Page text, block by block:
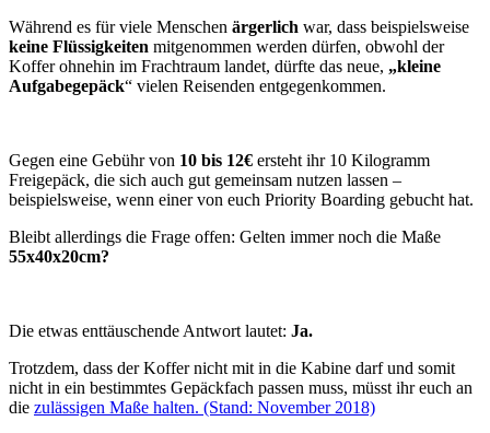
Während es für viele Menschen ärgerlich war, dass beispielsweise
keine Flüssigkeiten mitgenommen werden dürfen, obwohl der
Koffer ohnehin im Frachtraum landet, dürfte das neue, „kleine
Aufgabegepäck“ vielen Reisenden entgegenkommen.
Gegen eine Gebühr von 10 bis 12€ ersteht ihr 10 Kilogramm
Freigepäck, die sich auch gut gemeinsam nutzen lassen –
beispielsweise, wenn einer von euch Priority Boarding gebucht hat.
Bleibt allerdings die Frage offen: Gelten immer noch die Maße
55x40x20cm?
Die etwas enttäuschende Antwort lautet: Ja.
Trotzdem, dass der Koffer nicht mit in die Kabine darf und somit
nicht in ein bestimmtes Gepäckfach passen muss, müsst ihr euch an
die zulässigen Maße halten. (Stand: November 2018)